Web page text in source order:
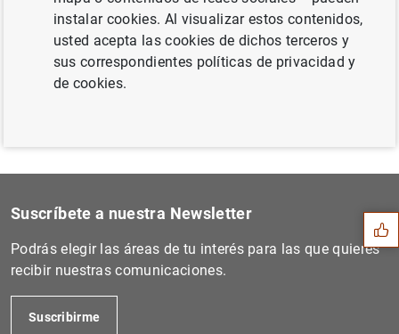
Anterior
Evolución monetaria de la z...
Sugerencias
Suscríbete a nuestra Newsletter
Podrás elegir las áreas de tu interés para las que quieres
recibir nuestras comunicaciones.
Suscribirme
instalar cookies. Al visualizar estos contenidos,
usted acepta las cookies de dichos terceros y
sus correspondientes políticas de privacidad y
de cookies.